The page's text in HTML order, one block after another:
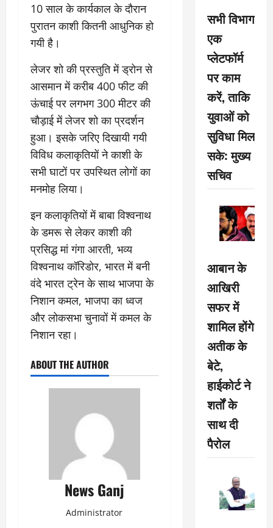
10 साल के कार्यकाल के दौरान
पुरातन काशी कितनी आधुनिक हो
गयी है।
लेजर शो की प्रस्तुति में ड्रोन से
आसमान में करीब 400 फीट की
ऊंचाई पर लगभग 300 मीटर की
चौड़ाई में लेजर शो का प्रदर्शन
हुआ। इसके जरिए दिखायी गयी
विविध कलाकृतियों ने काशी के
सभी घाटों पर उपस्थित लोगों का
मनमोह लिया।
इन कलाकृतियों में बाबा विश्वनाथ
के डमरू से लेकर काशी की
प्रसिद्ध मां गंगा आरती, भव्य
विश्वनाथ कॉरिडोर, भारत में बनी
वंदे भारत ट्रेन के साथ भाजपा के
निशान कमल, भाजपा का ध्वज
और लोकसभा चुनावों में कमल के
निशान रहा।
ABOUT THE AUTHOR
News Ganj
Administrator
सभी विभाग
एक
प्लेटफॉर्म
पर काम
करें, ताकि
युवाओं को
सुविधा मिल
सके: मुख्य
सचिव
आबान के
आखिरी
सफर में
शामिल होंगे
अतीक के
बेटे,
हाईकोर्ट ने
शर्तों के
साथ दी
पैरोल